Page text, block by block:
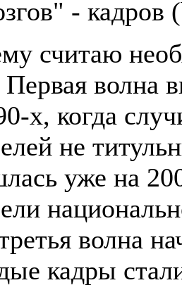
-
считаю
волна
х, когда
не
уже на
волна
кадры